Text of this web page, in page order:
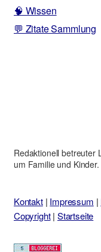
🧠 Wissen
💬 Zitate Sammlung
Redaktionell betreuter
um Familie und Kinder.
Kontakt| Impressum |
Copyright| Startseite